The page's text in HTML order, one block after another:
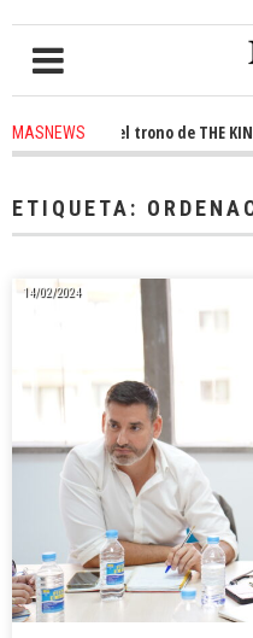
MASNEWSel trono de THE KING
ETIQUETA:
14/02/2024